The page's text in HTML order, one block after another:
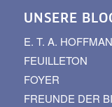
UNSERE
E. T. A.
FEUILLETON
FOYER
FREUNDE DER